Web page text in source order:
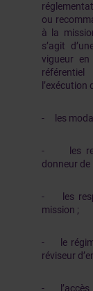
ou
à la
s’agit
vigueur
- les
- les
donneur de
- les
mission ;
- le
réviseur
- l’accès